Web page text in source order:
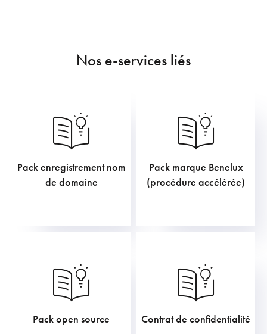
Nos e-services liés
Pack enregistrement nom
de domaine
211,75€
Pack marque Benelux
(procédure accélérée)
726,00€
Pack open source
119,79€
Contrat de confidentialité
211,75€